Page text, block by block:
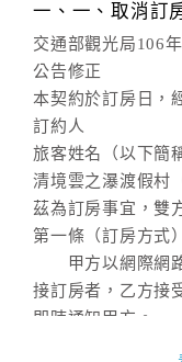
一、一、取消訂
交通部觀光局106
公告修正
本契約於訂房日，
訂
旅客姓名（以下簡
清境雲之瀑渡假村
茲為訂房事宜，雙
第一條（訂房方式）
甲方以網際網路
接訂房者，乙方接
即時通知甲方。